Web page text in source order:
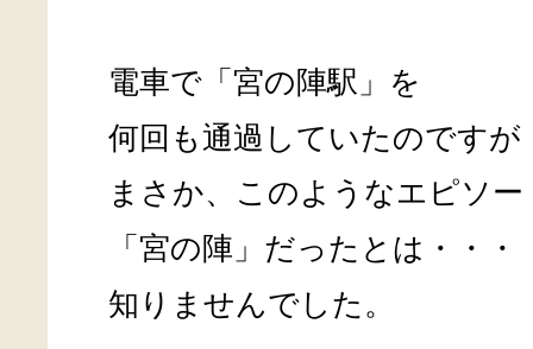
電車で「宮の陣駅」を
何回も通過していたのですが
まさか、このようなエピソー
「宮の陣」だったとは・・・
知りませんでした。